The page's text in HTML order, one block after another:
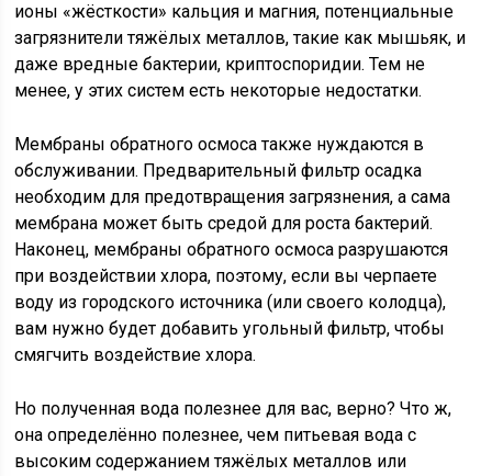
ионы «жёсткости» кальция и магния, потенциальные
загрязнители тяжёлых металлов, такие как мышьяк, и
даже вредные бактерии, криптоспоридии. Тем не
менее, у этих систем есть некоторые недостатки.
Мембраны обратного осмоса также нуждаются в
обслуживании. Предварительный фильтр осадка
необходим для предотвращения загрязнения, а сама
мембрана может быть средой для роста бактерий.
Наконец, мембраны обратного осмоса разрушаются
при воздействии хлора, поэтому, если вы черпаете
воду из городского источника (или своего колодца),
вам нужно будет добавить угольный фильтр, чтобы
смягчить воздействие хлора.
Но полученная вода полезнее для вас, верно? Что ж,
она определённо полезнее, чем питьевая вода с
высоким содержанием тяжёлых металлов или